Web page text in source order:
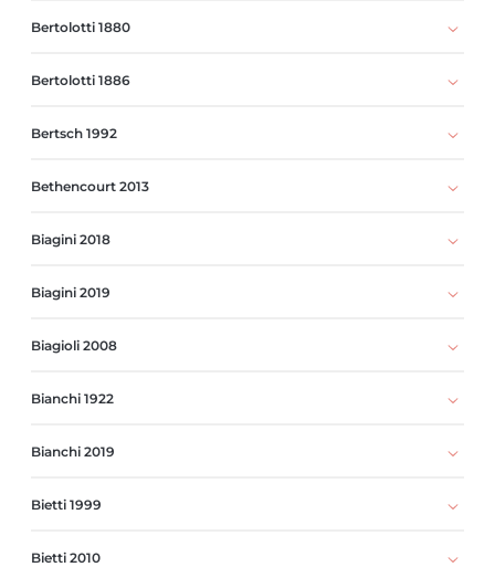
Bertolotti 1880
Bertolotti 1886
Bertsch 1992
Bethencourt 2013
Biagini 2018
Biagini 2019
Biagioli 2008
Bianchi 1922
Bianchi 2019
Bietti 1999
Bietti 2010